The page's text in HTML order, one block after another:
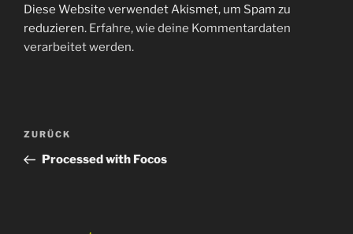
Diese Website verwendet Akismet, um Spam zu
reduzieren. Erfahre, wie deine Kommentardaten
verarbeitet werden.
Beitragsnavigation
Vorheriger
Beitrag
ZURÜCK
Processed with Focos